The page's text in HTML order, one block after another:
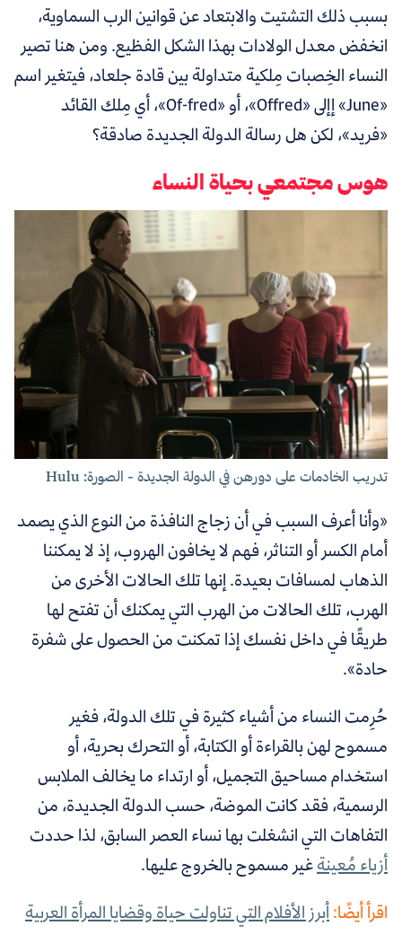
بسبب ذلك التشتيت والابتعاد عن قوانين الرب السماوية،
انخفض معدل الولادات بهذا الشكل الفظيع. ومن هنا تصير
النساء الخِصبات مِلكية متداولة بين قادة جلعاد، فيتغير اسم
«June» إإلى «Offred»، أو «Of-fred»، أي مِلك القائد
«فريد»،لكن هل رسالة الدولة الجديدة صادقة؟
هوس مجتمعي بحياة النساء
تدريب الخادمات على دورهن في الدولة الجديدة - الصورة: Hulu
«وأنا أعرف السبب في أن زجاج النافذة من النوع الذي يصمد
أمام الكسر أو التناثر، فهم لا يخافون الهروب، إذ لا يمكننا
الذهاب لمسافات بعيدة. إنها تلك الحالات الأخرى من
الهرب، تلك الحالات من الهرب التي يمكنك أن تفتح لها
طريقًا في داخل نفسك إذا تمكنت من الحصول على شفرة
حادة».
حُرِمت النساء من أشياء كثيرة في تلك الدولة، فغير
مسموح لهن بالقراءة أو الكتابة، أو التحرك بحرية، أو
استخدام مساحيق التجميل، أو ارتداء ما يخالف الملابس
الرسمية، فقد كانت الموضة، حسب الدولة الجديدة، من
التفاهات التي انشغلت بها نساء العصر السابق، لذا حددت
أزياء مُعينةغير مسموح بالخروج عليها.
اقرأ أيضًا:أبرز الأفلام التي تناولت حياة وقضايا المرأة العربية